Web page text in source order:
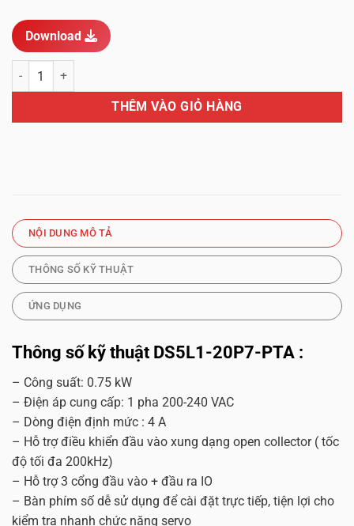
Download
Servo Driver Xinje DS5L1-20P7-PTA 750W 220VAC số lượng
THÊM VÀO GIỎ HÀNG
NỘI DUNG MÔ TẢ
THÔNG SỐ KỸ THUẬT
ỨNG DỤNG
Thông số kỹ thuật DS5L1-20P7-PTA :
– Công suất: 0.75 kW
– Điện áp cung cấp: 1 pha 200-240 VAC
– Dòng điện định mức : 4 A
– Hỗ trợ điều khiển đầu vào xung dạng open collector ( tốc
độ tối đa 200kHz)
– Hỗ trợ 3 cổng đầu vào + đầu ra IO
– Bàn phím số dễ sử dụng để cài đặt trực tiếp, tiện lợi cho
kiểm tra nhanh chức năng servo